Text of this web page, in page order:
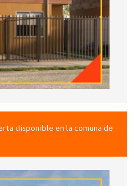
disponible en la comuna de